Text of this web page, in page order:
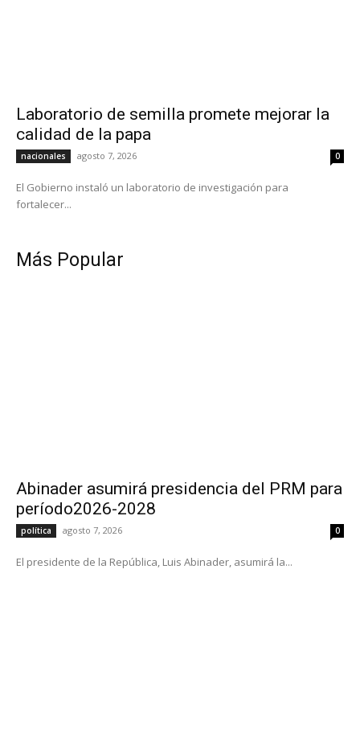
Laboratorio de semilla promete mejorar la
calidad de la papa
nacionales agosto 7, 2026 0
El Gobierno instaló un laboratorio de investigación para
fortalecer...
Más Popular
Abinader asumirá presidencia del PRM para
período2026-2028
política agosto 7, 2026 0
El presidente de la República, Luis Abinader, asumirá la...